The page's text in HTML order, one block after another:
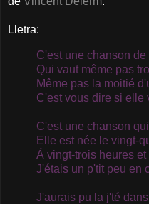
Lletra:
C'est une chanson de
Qui vaut même pas
Même pas la moitié
C'est vous dire si elle
C'est une chanson
Elle est née le vingt-
Á vingt-trois heures
J'étais un p'tit peu en
J'aurais pu la j'té